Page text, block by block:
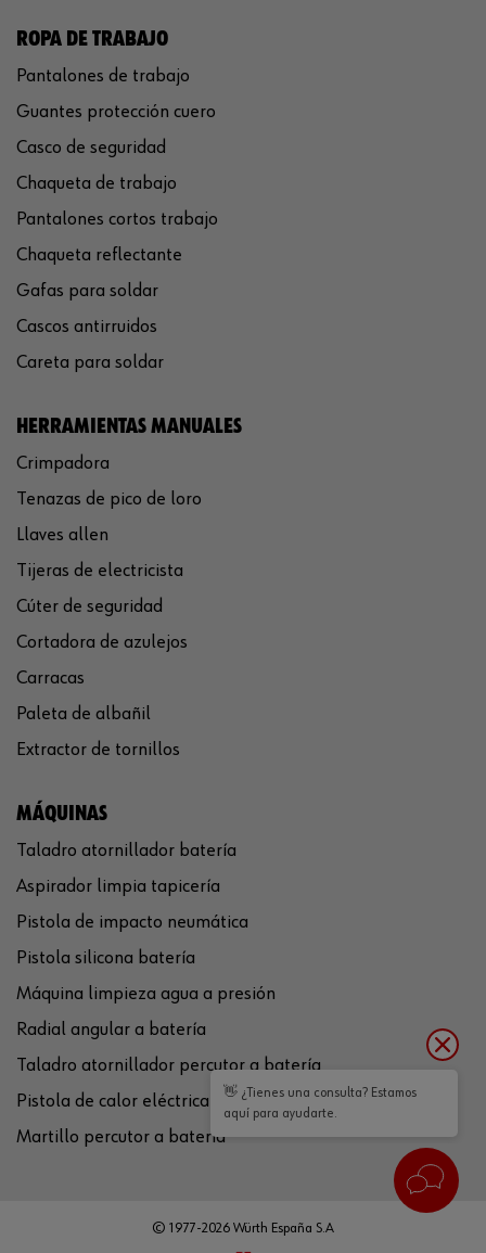
ROPA DE TRABAJO
Pantalones de trabajo
Guantes protección cuero
Casco de seguridad
Chaqueta de trabajo
Pantalones cortos trabajo
Chaqueta reflectante
Gafas para soldar
Cascos antirruidos
Careta para soldar
HERRAMIENTAS MANUALES
Crimpadora
Tenazas de pico de loro
Llaves allen
Tijeras de electricista
Cúter de seguridad
Cortadora de azulejos
Carracas
Paleta de albañil
Extractor de tornillos
MÁQUINAS
Taladro atornillador batería
Aspirador limpia tapicería
Pistola de impacto neumática
Pistola silicona batería
Máquina limpieza agua a presión
Radial angular a batería
Taladro atornillador percutor a batería
Pistola de calor eléctrica
Martillo percutor a batería
© 1977-2026 Würth España S.A
👋 ¿Tienes una consulta? Estamos
aquí para ayudarte.